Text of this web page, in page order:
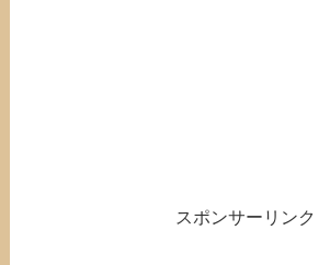
スポンサーリンク